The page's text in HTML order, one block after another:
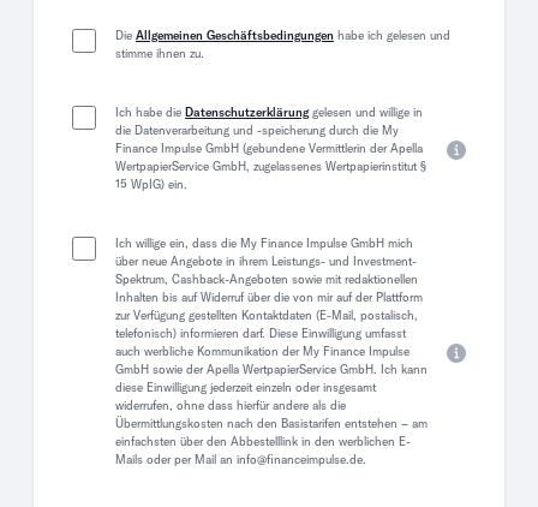
Die Allgemeinen Geschäftsbedingungen habe ich gelesen und
stimme ihnen zu.
Ich habe die Datenschutzerklärunggelesen und willige in
die Datenverarbeitung und -speicherung durch die My
Finance Impulse GmbH (gebundene Vermittlerin der Apella
WertpapierService GmbH, zugelassenes Wertpapierinstitut §
15 WpIG) ein.
Ich willige ein, dass die My Finance Impulse GmbH mich
über neue Angebote in ihrem Leistungs- und Investment-
Spektrum, Cashback-Angeboten sowie mit redaktionellen
Inhalten bis auf Widerruf über die von mir auf der Plattform
zur Verfügung gestellten Kontaktdaten (E-Mail, postalisch,
telefonisch) informieren darf. Diese Einwilligung umfasst
auch werbliche Kommunikation der My Finance Impulse
GmbH sowie der Apella WertpapierService GmbH. Ich kann
diese Einwilligung jederzeit einzeln oder insgesamt
widerrufen, ohne dass hierfür andere als die
Übermittlungskosten nach den Basistarifen entstehen – am
einfachsten über den Abbestelllink in den werblichen E-
Mails oder per Mail an info@financeimpulse.de.